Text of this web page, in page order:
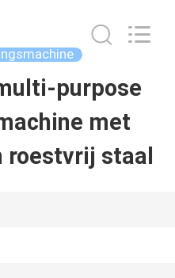
purpose
met
roestvrij staal